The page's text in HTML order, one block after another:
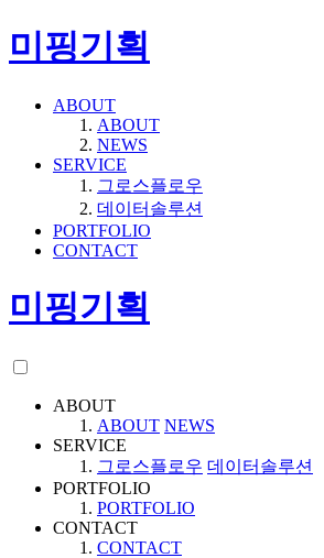
미핑기획
ABOUT
ABOUT
NEWS
SERVICE
그로스플로우
데이터솔루션
PORTFOLIO
CONTACT
미핑기획
ABOUT
ABOUT NEWS
SERVICE
그로스플로우 데이터솔루션
PORTFOLIO
PORTFOLIO
CONTACT
CONTACT